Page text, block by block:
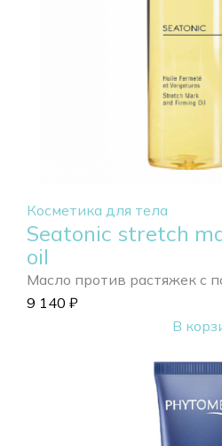
Косметика для тела
Seatonic stretch
oil
Масло против растяжек с
9 140 ₽
В